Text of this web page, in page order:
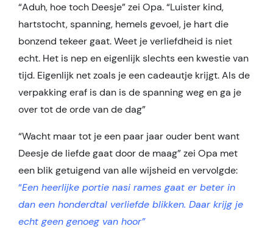
“Aduh, hoe toch Deesje” zei Opa. “Luister kind,
hartstocht, spanning, hemels gevoel, je hart die
bonzend tekeer gaat. Weet je verliefdheid is niet
echt. Het is nep en eigenlijk slechts een kwestie van
tijd. Eigenlijk net zoals je een cadeautje krijgt. Als de
verpakking eraf is dan is de spanning weg en ga je
over tot de orde van de dag”
“Wacht maar tot je een paar jaar ouder bent want
Deesje de liefde gaat door de maag” zei Opa met
een blik getuigend van alle wijsheid en vervolgde:
“Een heerlijke portie nasi rames gaat er beter in
dan een honderdtal verliefde blikken. Daar krijg je
echt geen genoeg van hoor”